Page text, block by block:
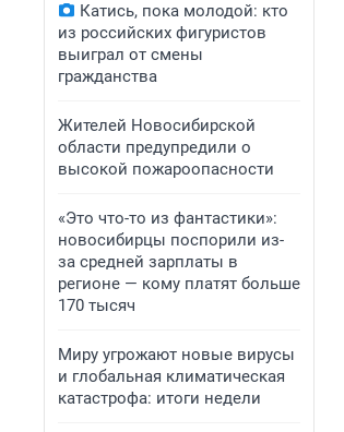
Катись, пока молодой: кто
из российских фигуристов
выиграл от смены
гражданства
Жителей Новосибирской
области предупредили о
высокой пожароопасности
«Это что-то из фантастики»:
новосибирцы поспорили из-
за средней зарплаты в
регионе — кому платят больше
170 тысяч
Миру угрожают новые вирусы
и глобальная климатическая
катастрофа: итоги недели